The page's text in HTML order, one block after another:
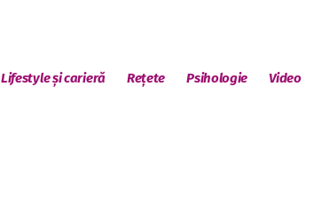
Lifestyle și carieră Rețete Psihologie Video